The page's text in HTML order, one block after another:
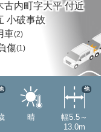
古内町字大平 付近
小破事故
車(2)
傷(1)
晴
幅5.5～
13.0m
他